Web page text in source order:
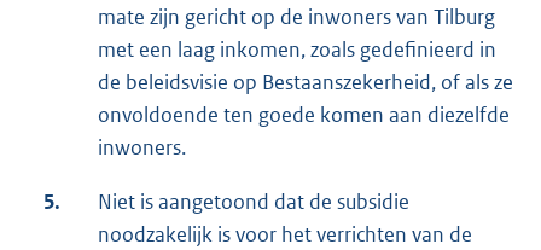
mate zijn gericht op de inwoners van Tilburg
met een laag inkomen, zoals gedefinieerd in
de beleidsvisie op Bestaanszekerheid, of als ze
onvoldoende ten goede komen aan diezelfde
inwoners.
5.
Niet is aangetoond dat de subsidie
noodzakelijk is voor het verrichten van de